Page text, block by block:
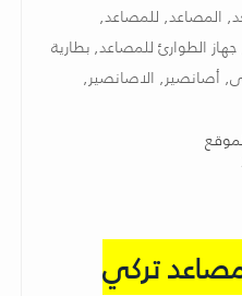
المصاعد, للمصاعد,
الطوارئ للمصاعد, بطارية
أصانصير, الاصانصير,
تركي